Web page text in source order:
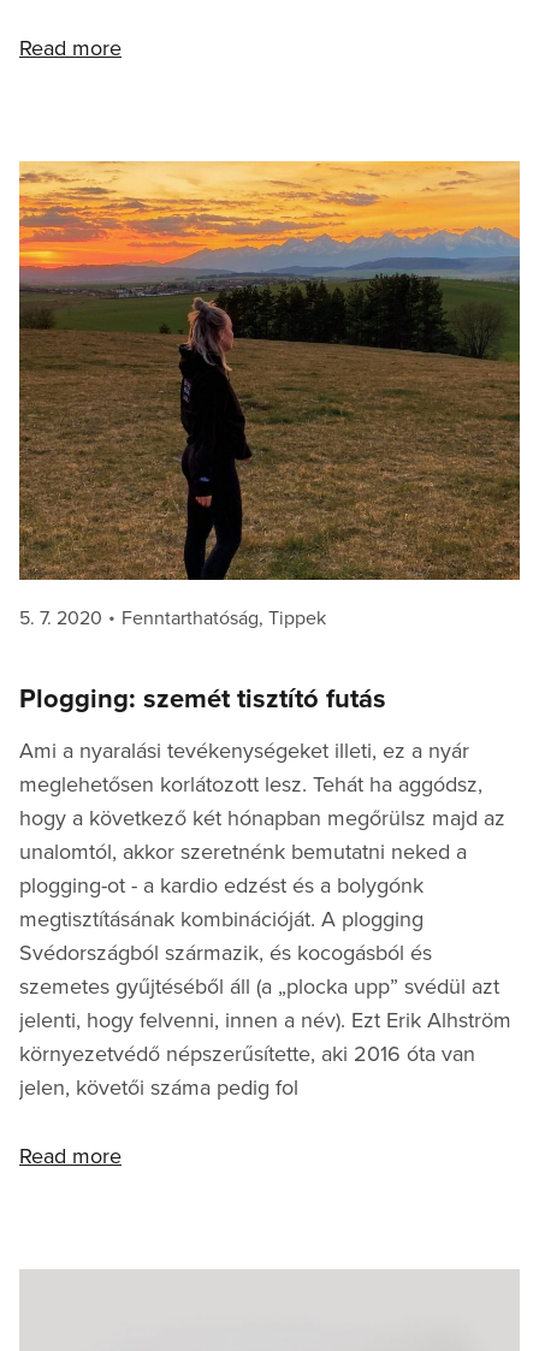
Read more
Posted
5. 7. 2020 Categories
Fenntarthatóság, Tippek
Plogging: szemét tisztító futás
Ami a nyaralási tevékenységeket illeti, ez a nyár
meglehetősen korlátozott lesz. Tehát ha aggódsz,
hogy a következő két hónapban megőrülsz majd az
unalomtól, akkor szeretnénk bemutatni neked a
plogging-ot - a kardio edzést és a bolygónk
megtisztításának kombinációját. A plogging
Svédországból származik, és kocogásból és
szemetes gyűjtéséből áll (a „plocka upp” svédül azt
jelenti, hogy felvenni, innen a név). Ezt Erik Alhström
környezetvédő népszerűsítette, aki 2016 óta van
jelen, követői száma pedig fol
Read more